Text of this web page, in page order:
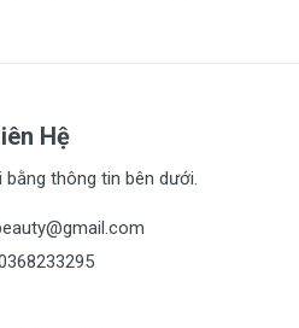
Hệ
thông tin bên dưới.